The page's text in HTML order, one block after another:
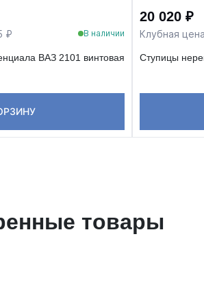
₽ В наличии
ВАЗ 2101 винтовая
20 020 ₽
Клубная
Ступицы
товары